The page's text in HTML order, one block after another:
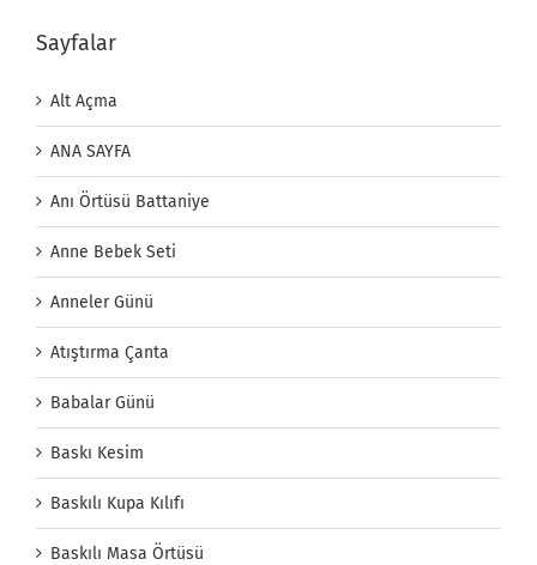
Sayfalar
Alt Açma
ANA SAYFA
Anı Örtüsü Battaniye
Anne Bebek Seti
Anneler Günü
Atıştırma Çanta
Babalar Günü
Baskı Kesim
Baskılı Kupa Kılıfı
Baskılı Masa Örtüsü